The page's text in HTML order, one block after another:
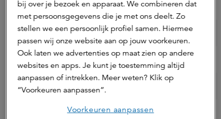
(€)
2025 1,27 2,14 3,41
3,12
2023 1,81
0,98 1,72
bij over je bezoek en apparaat. We combineren dat
met persoonsgegevens die je met ons deelt. Zo
stellen we een persoonlijk profiel samen. Hiermee
passen wij onze website aan op jouw voorkeuren.
Ook laten we advertenties op maat zien op andere
websites en apps. Je kunt je toestemming altijd
aanpassen of intrekken. Meer weten? Klik op
“Voorkeuren aanpassen”.
Voorkeuren aanpassen